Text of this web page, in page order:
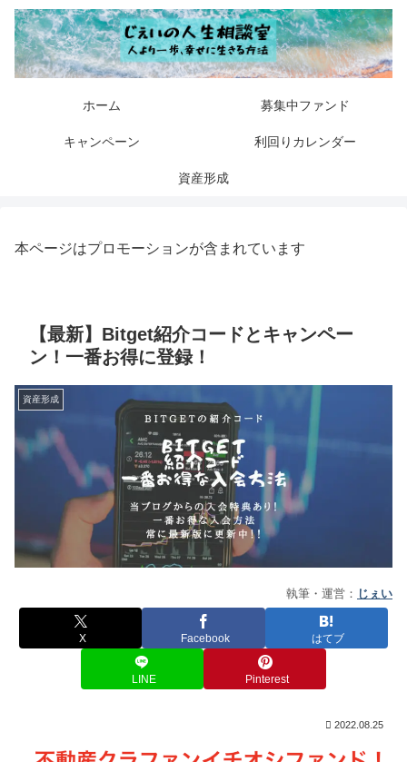
ホーム 募集中ファンド
キャンペーン 利回りカレンダー
資産形成
本ページはプロモーションが含まれています
【最新】Bitget紹介コードとキャンペー
ン！一番お得に登録！
資産形成
執筆・運営： じぇい
X Facebook はてブ
LINE Pinterest
2022.08.25